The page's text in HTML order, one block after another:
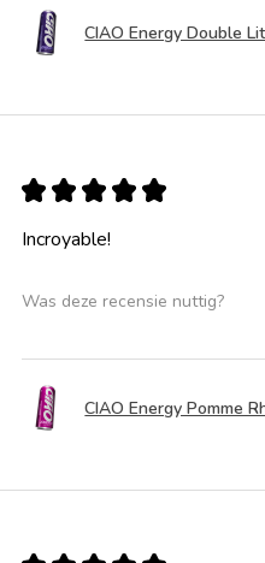
CIAO Energy Double
★ ★ ★ ★ ★
Incroyable!
Was deze recensie nuttig?
CIAO Energy Pomme